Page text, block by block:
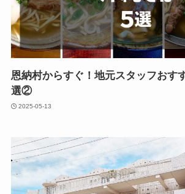
恩納村からすぐ！地元スタッフおす
選②
2025-05-13